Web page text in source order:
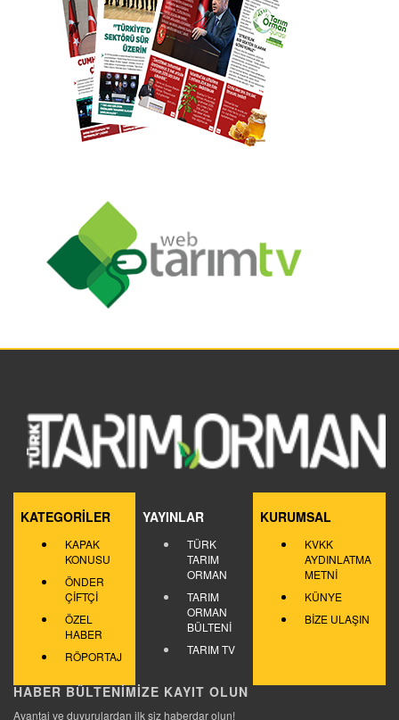
KATEGORİLER
KAPAK
KONUSU
ÖNDER
ÇİFTÇİ
ÖZEL
HABER
RÖPORTAJ
YAYINLAR
TÜRK
TARIM
ORMAN
TARIM
ORMAN
BÜLTENİ
TARIM TV
KURUMSAL
KVKK
AYDINLATMA
METNİ
KÜNYE
BİZE ULAŞIN
HABER BÜLTENİMİZE KAYIT OLUN
Avantaj ve duyurulardan ilk siz haberdar olun!